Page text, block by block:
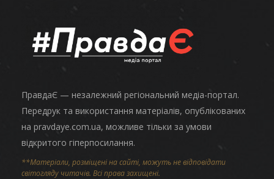
ПравдаЄ — незалежний регіональний медіа-портал.
Передрук та використання матеріалів, опублікованих
на pravdaye.com.ua, можливе тільки за умови
відкритого гіперпосилання.
**Матеріали, розміщені на сайті, можуть не відповідати
світогляду читачів. Всі права захищені.